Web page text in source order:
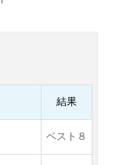
結果
ベスト８